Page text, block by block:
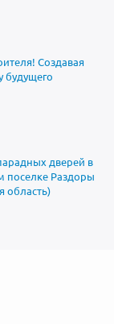
Создавая
будущего
дверей в
поселке Раздоры
область)